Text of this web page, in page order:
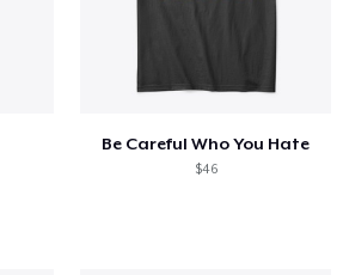
Be Careful Who You Hate
$46